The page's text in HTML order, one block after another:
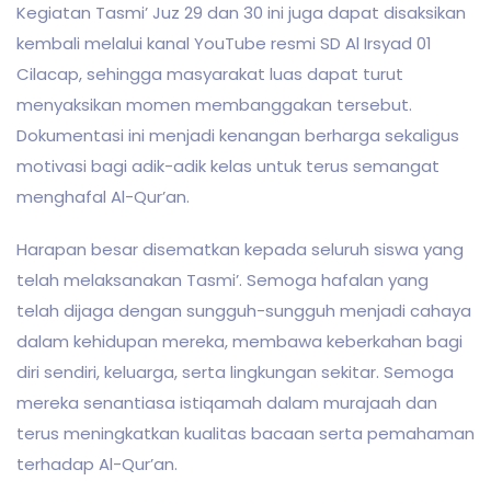
Kegiatan Tasmi’ Juz 29 dan 30 ini juga dapat disaksikan
kembali melalui kanal YouTube resmi SD Al Irsyad 01
Cilacap, sehingga masyarakat luas dapat turut
menyaksikan momen membanggakan tersebut.
Dokumentasi ini menjadi kenangan berharga sekaligus
motivasi bagi adik-adik kelas untuk terus semangat
menghafal Al-Qur’an.
Harapan besar disematkan kepada seluruh siswa yang
telah melaksanakan Tasmi’. Semoga hafalan yang
telah dijaga dengan sungguh-sungguh menjadi cahaya
dalam kehidupan mereka, membawa keberkahan bagi
diri sendiri, keluarga, serta lingkungan sekitar. Semoga
mereka senantiasa istiqamah dalam murajaah dan
terus meningkatkan kualitas bacaan serta pemahaman
terhadap Al-Qur’an.